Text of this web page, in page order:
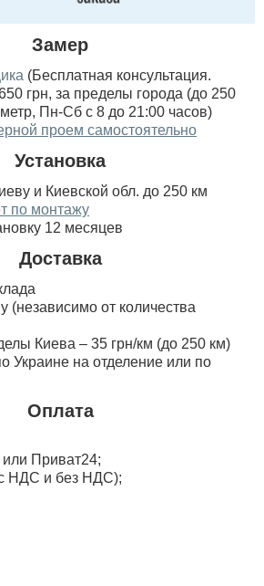
Замер
(Бесплатная консультация.
грн, за пределы города (до 250
Пн-Сб с 8 до 21:00 часов)
проем самостоятельно
Установка
и Киевской обл. до 250 км
по монтажу
12 месяцев
Доставка
(независимо от количества
Киева – 35 грн/км (до 250 км)
Украине на отделение или по
Оплата
Приват24;
НДС и без НДС);